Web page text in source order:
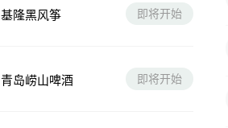
基隆黑风筝 即将开始
青岛崂山啤酒 即将开始